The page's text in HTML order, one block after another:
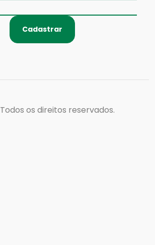
Cadastrar
Todos os direitos reservados.